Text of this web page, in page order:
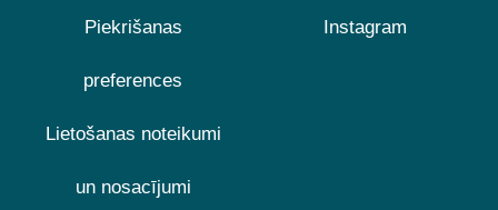
Piekrišanas
preferences
Lietošanas noteikumi
un nosacījumi
Instagram